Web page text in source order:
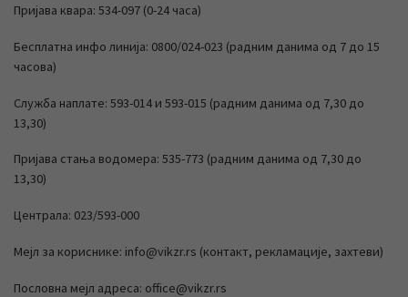
Пријава квара: 534-097 (0-24 часа)
Бесплатна инфо линија: 0800/024-023 (радним данима од 7 до 15
часова)
Служба наплате: 593-014 и 593-015 (радним данима од 7,30 до
13,30)
Пријава стања водомера: 535-773 (радним данима од 7,30 до
13,30)
Централа: 023/593-000
Мејл за кориснике: info@vikzr.rs (контакт, рекламације, захтеви)
Пословна мејл адреса: office@vikzr.rs